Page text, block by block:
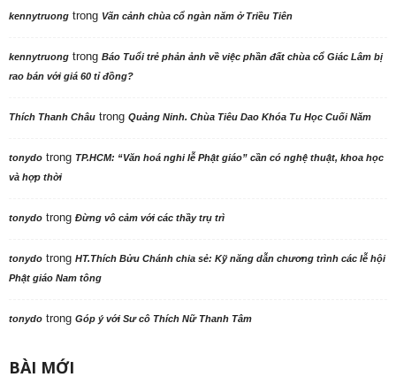
kennytruong trong Vãn cảnh chùa cổ ngàn năm ở Triều Tiên
kennytruong trong Báo Tuổi trẻ phản ảnh về việc phần đất chùa cổ Giác Lâm bị
rao bán với giá 60 tỉ đồng?
Thích Thanh Châu trong Quảng Ninh. Chùa Tiêu Dao Khóa Tu Học Cuối Năm
tonydo trong TP.HCM: “Văn hoá nghi lễ Phật giáo” cần có nghệ thuật, khoa học
và hợp thời
tonydo trong Đừng vô cảm với các thầy trụ trì
tonydo trong HT.Thích Bửu Chánh chia sẻ: Kỹ năng dẫn chương trình các lễ hội
Phật giáo Nam tông
tonydo trong Góp ý với Sư cô Thích Nữ Thanh Tâm
BÀI MỚI